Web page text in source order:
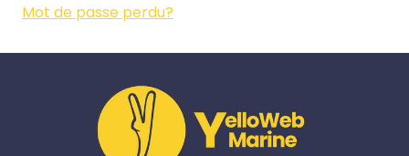
Mot de passe perdu?